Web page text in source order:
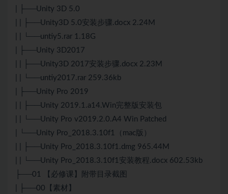
| ├──Unity 3D 5.0
| | ├──Unity3D 5.0安装步骤.docx 2.24M
| | └──untiy5.rar 1.18G
| ├──Unity 3D2017
| | ├──Unity3D 2017安装步骤.docx 2.23M
| | └──untiy2017.rar 259.36kb
| ├──Unity Pro 2019
| | ├──Unity 2019.1.a14.Win完整版安装包
| | └──Unity Pro v2019.2.0.A4 Win Patched
| └──Unity Pro_2018.3.10f1（mac版）
| | ├──Unity Pro_2018.3.10f1.dmg 965.44M
| | └──Unity Pro_2018.3.10f1安装教程.docx 602.53kb
├──01 【必修课】附带目录截图
| ├──00【素材】